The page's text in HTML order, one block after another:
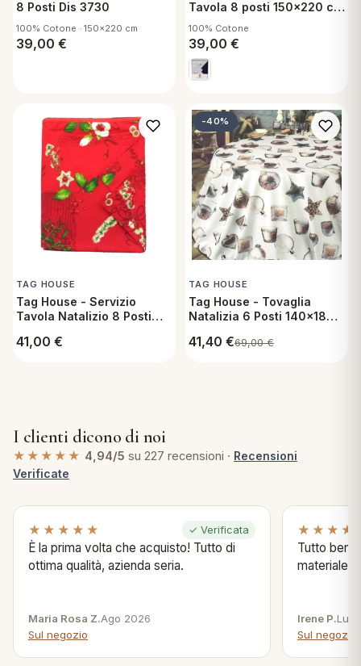
8 Posti Dis 3730
100% Cotone · 150x220 cm
39,00 €
Tavola 8 posti 150x220 cm
100% Cotone
39,00 €
TAG HOUSE
Tag House - Servizio
Tavola Natalizio 8 Posti
e Tovaglioli in Cotone -
41,00 €
-40%
TAG HOUSE
Tag House - Tovaglia
Natalizia 6 Posti 140x180
41,40 €69,00€
I clienti dicono di noi
★★★★★ 4,94/5 su 227 recensioni · Recensioni
Verificate
★★★★★ ✓ Verificata
È la prima volta che acquisto! Tutto di
ottima qualità, azienda seria.
Maria Rosa Z.Ago 2026
Sul negozio
Tutto bene
materiale .
Irene P.Lug
Sul negozio